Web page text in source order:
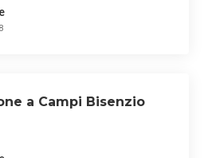
a Campi Bisenzio